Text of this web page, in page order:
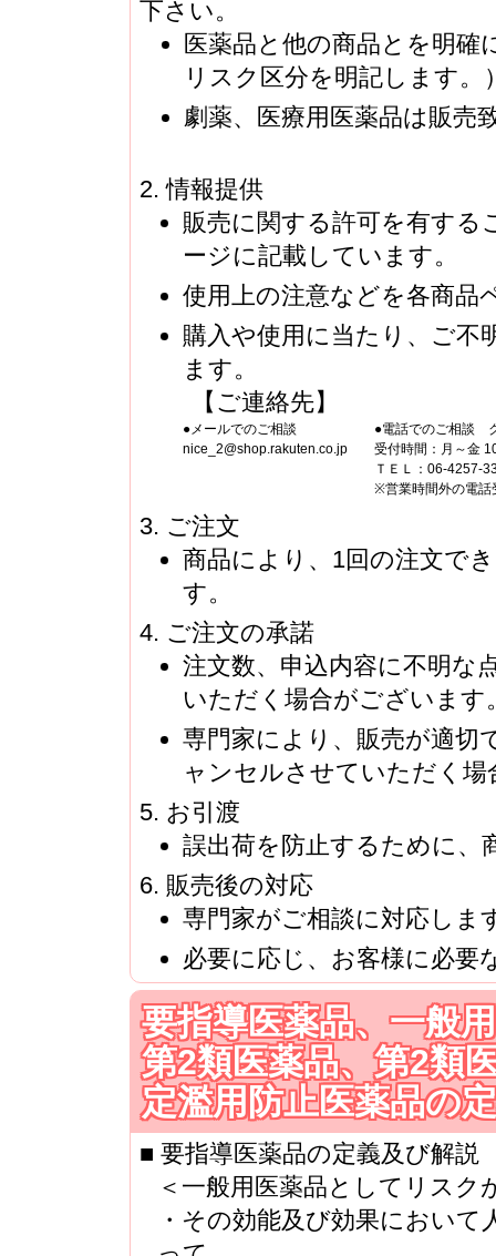
下さい。
医薬品と他の商品とを明確
リスク区分を明記します。
劇薬、医療用医薬品は販売
情報提供
販売に関する許可を有する
ージに記載しています。
使用上の注意などを各商品
購入や使用に当たり、ご不
ます。
【ご連絡先】
●メールでのご相談
nice_2@shop.rakuten.co.jp
●電話でのご相談
受付時間：月～金
ＴＥＬ：06-4257-
※営業時間外の電話
ご注文
商品により、1回の注文で
す。
ご注文の承諾
注文数、申込内容に不明な
いただく場合がございます
専門家により、販売が適切
ャンセルさせていただく
お引渡
誤出荷を防止するために、
販売後の対応
専門家がご相談に対応しま
必要に応じ、お客様に必要
要指導医薬品、一般
第2類医薬品、第2類
定濫用防止医薬品の
■ 要指導医薬品の定義及び解説
＜一般用医薬品としてリスク
・その効能及び効果におい